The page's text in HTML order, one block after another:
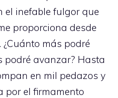
el inefable fulgor que
proporciona desde
más podré
podré avanzar? Hasta
en mil pedazos y
por el firmamento